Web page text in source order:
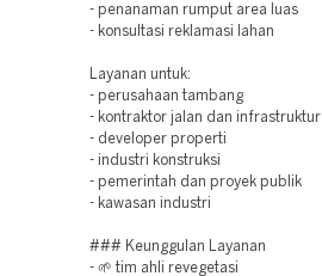
- penanaman rumput area luas
- konsultasi reklamasi lahan
Layanan untuk:
- perusahaan tambang
- kontraktor jalan dan infrastruktur
- developer properti
- industri konstruksi
- pemerintah dan proyek publik
- kawasan industri
### Keunggulan Layanan
- 🌱 tim ahli revegetasi